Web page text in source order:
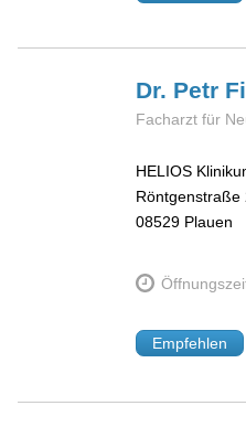
Dr. Petr
Facharzt für
HELIOS
Röntgenstraße
08529 Plauen
Empfehlen